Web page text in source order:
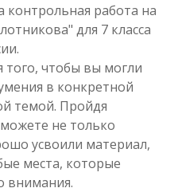
контрольная работа на
для 7 класса
того, чтобы вы могли
в конкретной
темой. Пройдя
не только
усвоили материал,
места, которые
внимания.